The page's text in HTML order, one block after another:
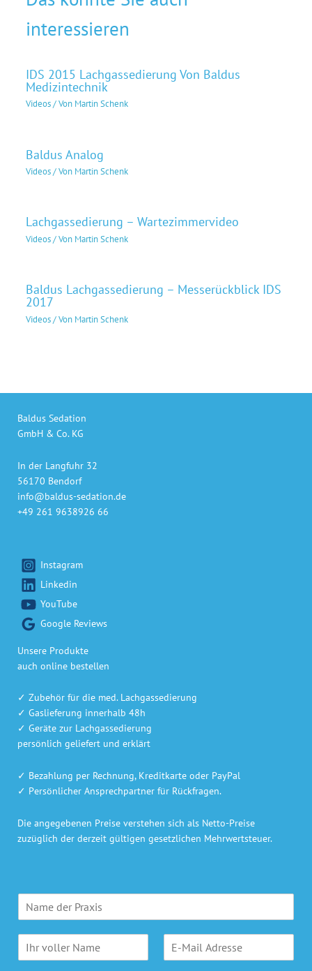
interessieren
IDS 2015 Lachgassedierung Von Baldus
Medizintechnik
Videos/ Von Martin Schenk
Baldus Analog
Videos/ Von Martin Schenk
Lachgassedierung – Wartezimmervideo
Videos/ Von Martin Schenk
Baldus Lachgassedierung – Messerückblick IDS
2017
Videos/ Von Martin Schenk
Baldus Sedation
GmbH & Co. KG
In der Langfuhr 32
56170 Bendorf
info@baldus-sedation.de
+49 261 9638926 66
Instagram
Linkedin
YouTube
Google Reviews
Unsere Produkte
auch online bestellen
✓ Zubehör für die med. Lachgassedierung
✓ Gaslieferung innerhalb 48h
✓ Geräte zur Lachgassedierung
persönlich geliefert und erklärt
✓ Bezahlung per Rechnung, Kreditkarte oder PayPal
✓ Persönlicher Ansprechpartner für Rückfragen.
Die angegebenen Preise verstehen sich als Netto-Preise
zuzüglich der derzeit gültigen gesetzlichen Mehrwertsteuer.